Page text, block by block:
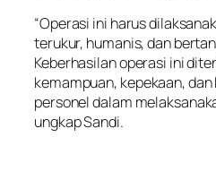
“Operasi ini harus
terukur, humanis, dan
Keberhasilan operasi ini
kemampuan, kepekaan,
personel dalam
ungkap Sandi.